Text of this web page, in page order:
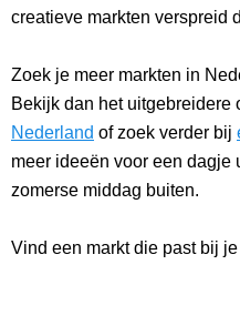
creatieve markten verspreid
Zoek je meer markten in
Bekijk dan het uitgebreidere
Nederland of zoek verder bij
meer ideeën voor een dagje
zomerse middag buiten.
Vind een markt die past bij je